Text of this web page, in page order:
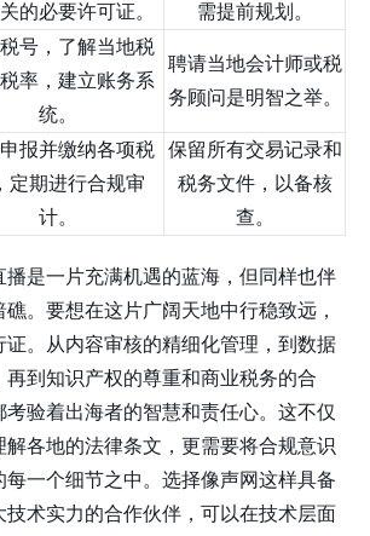
的必要许可证。
需提前规划。
号，了解当地税
率，建立账务系
统。
聘请当地会计师或税
务顾问是明智之举。
报并缴纳各项税
定期进行合规审
计。
保留所有交易记录和
税务文件，以备核
查。
播是一片充满机遇的蓝海，但同样也伴
。要想在这片广阔天地中行稳致远，
证。从内容审核的精细化管理，到数据
再到知识产权的尊重和商业税务的合
验着出海者的智慧和责任心。这不仅
解各地的法律条文，更需要将合规意识
每一个细节之中。选择像声网这样具备
技术实力的合作伙伴，可以在技术层面